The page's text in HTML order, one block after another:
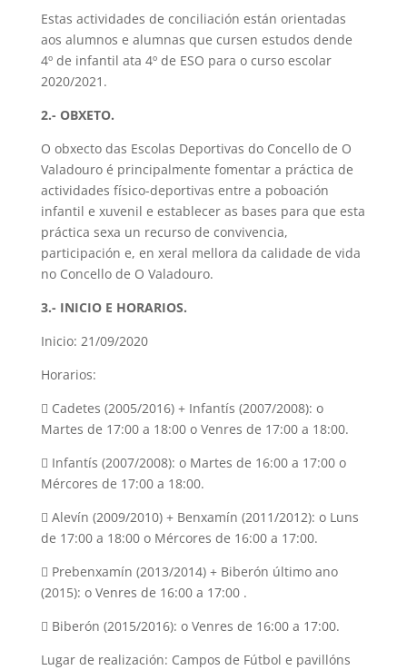
Estas actividades de conciliación están orientadas
aos alumnos e alumnas que cursen estudos dende
4º de infantil ata 4º de ESO para o curso escolar
2020/2021.
2.- OBXETO.
O obxecto das Escolas Deportivas do Concello de O
Valadouro é principalmente fomentar a práctica de
actividades físico-deportivas entre a poboación
infantil e xuvenil e establecer as bases para que esta
práctica sexa un recurso de convivencia,
participación e, en xeral mellora da calidade de vida
no Concello de O Valadouro.
3.- INICIO E HORARIOS.
Inicio: 21/09/2020
Horarios:
 Cadetes (2005/2016) + Infantís (2007/2008): o
Martes de 17:00 a 18:00 o Venres de 17:00 a 18:00.
 Infantís (2007/2008): o Martes de 16:00 a 17:00 o
Mércores de 17:00 a 18:00.
 Alevín (2009/2010) + Benxamín (2011/2012): o Luns
de 17:00 a 18:00 o Mércores de 16:00 a 17:00.
 Prebenxamín (2013/2014) + Biberón último ano
(2015): o Venres de 16:00 a 17:00 .
 Biberón (2015/2016): o Venres de 16:00 a 17:00.
Lugar de realización: Campos de Fútbol e pavillóns